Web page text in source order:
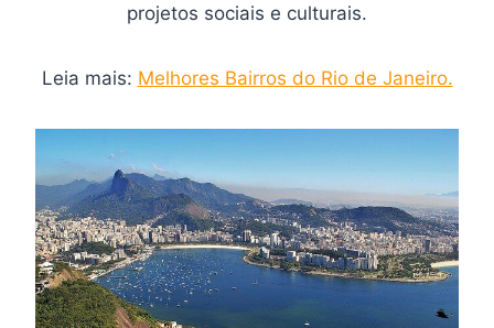
projetos sociais e culturais.
Leia mais: Melhores Bairros do Rio de Janeiro.